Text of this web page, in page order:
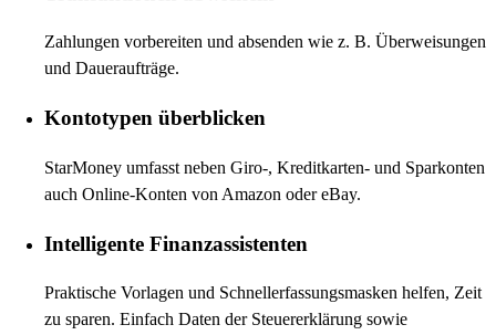
Zahlungen vorbereiten und absenden wie z. B. Überweisungen
und Daueraufträge.
Kontotypen überblicken
StarMoney umfasst neben Giro-, Kreditkarten- und Sparkonten
auch Online-Konten von Amazon oder eBay.
Intelligente Finanzassistenten
Praktische Vorlagen und Schnellerfassungsmasken helfen, Zeit
zu sparen. Einfach Daten der Steuererklärung sowie